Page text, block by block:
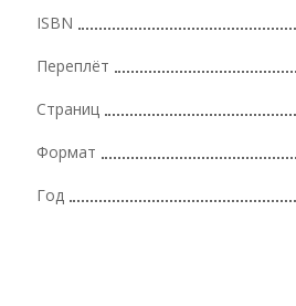
ISBN
Переплёт
Страниц
Формат
Год